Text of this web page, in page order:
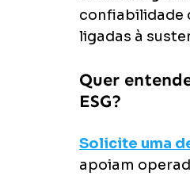
confiabilidade
ligadas à
Quer
ESG?
Solicite uma
apoiam